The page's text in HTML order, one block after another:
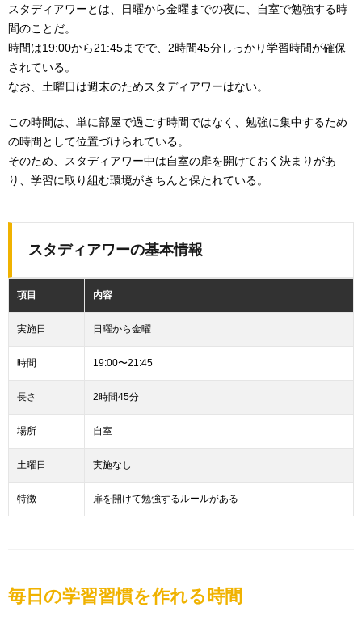
スタディアワーとは、日曜から金曜までの夜に、自室で勉強する時
間のことだ。
時間は19:00から21:45までで、2時間45分しっかり学習時間が確保
されている。
なお、土曜日は週末のためスタディアワーはない。
この時間は、単に部屋で過ごす時間ではなく、勉強に集中するため
の時間として位置づけられている。
そのため、スタディアワー中は自室の扉を開けておく決まりがあ
り、学習に取り組む環境がきちんと保たれている。
スタディアワーの基本情報
項目 内容
実施日 日曜から金曜
時間 19:00〜21:45
長さ 2時間45分
場所 自室
土曜日 実施なし
特徴 扉を開けて勉強するルールがある
毎日の学習習慣を作れる時間